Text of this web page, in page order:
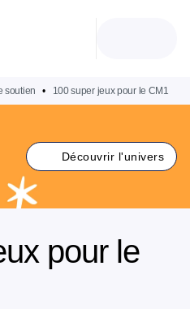
soutien • 100 super jeux pour le CM1
Découvrir l'univers
pour le